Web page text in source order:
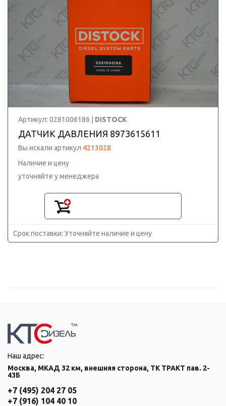
Артикул: 0281006186 | DISTOCK
ДАТЧИК ДАВЛЕНИЯ 8973615611
Вы искали артикул 4213028
Наличие и цену
уточняйте у менеджера
Срок поставки: Уточняйте наличие и цену
Наш адрес:
Москва, МКАД 32 км, внешняя сторона, ТК ТРАКТ пав. 2-
43Б
+7 (495) 204 27 05
+7 (916) 104 40 10